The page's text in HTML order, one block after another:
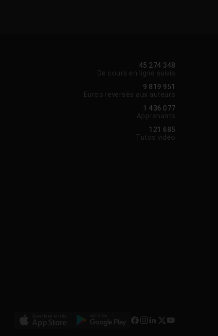
45 274 348
De cours en ligne suivis
9 819 951
Euros reversés aux auteurs
1 436 077
Apprenants
121 685
Tutos vidéo